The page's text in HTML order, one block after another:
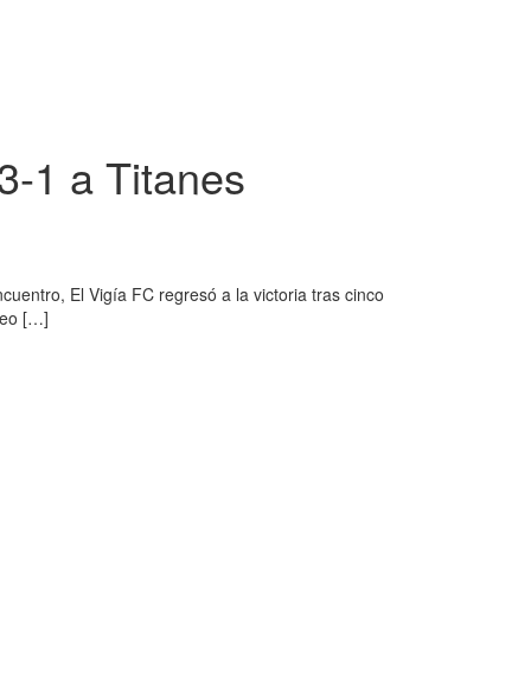
1 a Titanes
El Vigía FC regresó a la victoria tras cinco
[…]